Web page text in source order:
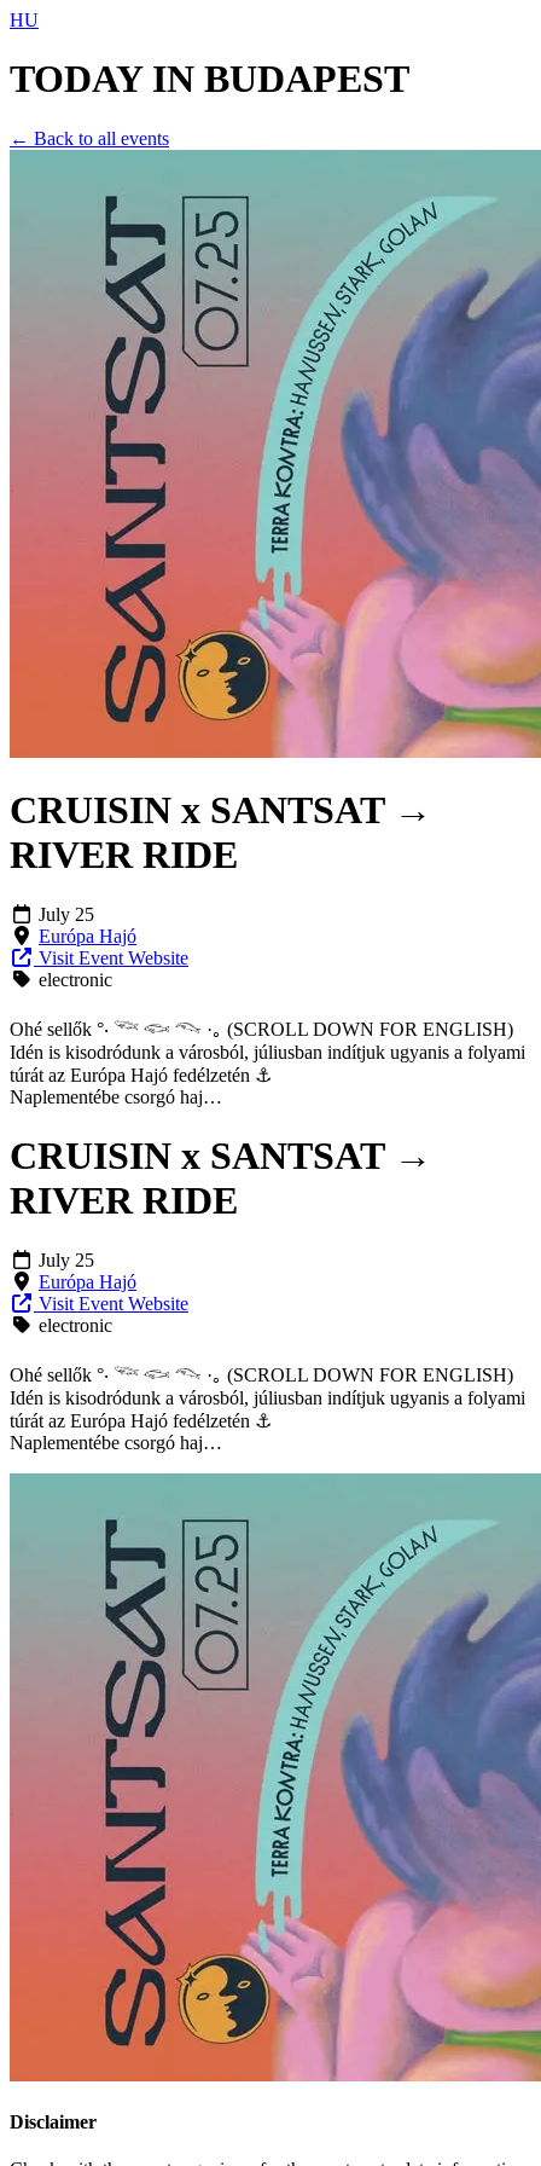
HU
TODAY IN BUDAPEST
← Back to all events
CRUISIN x SANTSAT →
RIVER RIDE
July 25
Európa Hajó
Visit Event Website
electronic
Ohé sellők °‧ 𓆝 𓆟 𓆞 ·｡ (SCROLL DOWN FOR ENGLISH)
Idén is kisodródunk a városból, júliusban indítjuk ugyanis a folyami
túrát az Európa Hajó fedélzetén ⚓︎
Naplementébe csorgó haj…
CRUISIN x SANTSAT →
RIVER RIDE
July 25
Európa Hajó
Visit Event Website
electronic
Ohé sellők °‧ 𓆝 𓆟 𓆞 ·｡ (SCROLL DOWN FOR ENGLISH)
Idén is kisodródunk a városból, júliusban indítjuk ugyanis a folyami
túrát az Európa Hajó fedélzetén ⚓︎
Naplementébe csorgó haj…
Disclaimer